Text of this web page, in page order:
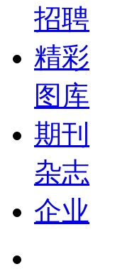
招聘
精彩
图库
期刊
杂志
企业